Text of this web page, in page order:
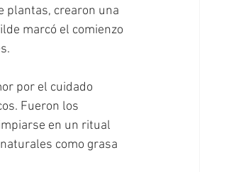
plantas, crearon una
marcó el comienzo
por el cuidado
Fueron los
en un ritual
como grasa